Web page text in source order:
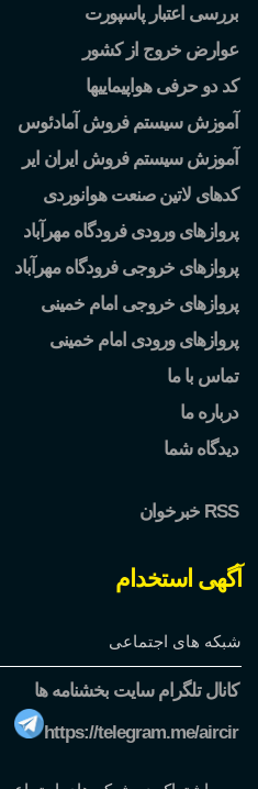
بررسی اعتبار پاسپورت
عوارض خروج از کشور
کد دو حرفی هواپیماییها
آموزش سیستم فروش آمادئوس
آموزش سیستم فروش ایران ایر
کدهای لاتین صنعت هوانوردی
پروازهای ورودی فرودگاه مهرآباد
پروازهای خروجی فرودگاه مهرآباد
پروازهای خروجی امام خمینی
پروازهای ورودی امام خمینی
تماس با ما
درباره ما
دیدگاه شما
خبرخوان RSS
آگهی استخدام
شبکه های اجتماعی
کانال تلگرام سایت بخشنامه ها
https://telegram.me/aircir